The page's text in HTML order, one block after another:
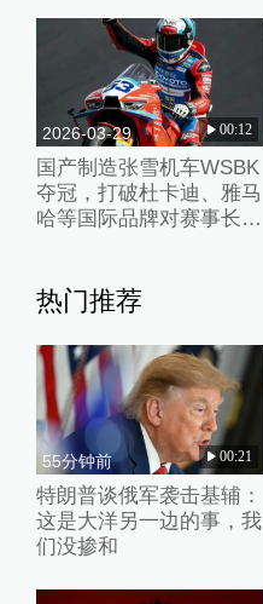
2026-03-29 00:12
国产制造张雪机车WSBK
夺冠，打破杜卡迪、雅马
哈等国际品牌对赛事长期
热门推荐
55分钟前 00:21
特朗普谈俄军袭击基辅：
这是大洋另一边的事，我
们没掺和